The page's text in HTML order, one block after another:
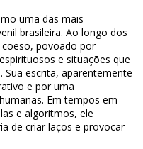
uma das mais
brasileira. Ao longo dos
povoado por
e situações que
escrita, aparentemente
e por uma
Em tempos em
e algoritmos, ele
de criar laços e provocar